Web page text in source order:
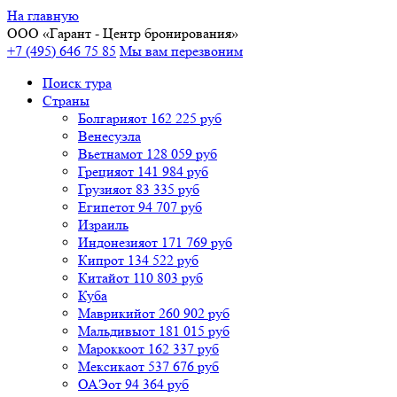
На главную
ООО «Гарант - Центр бронирования»
+7 (495) 646 75 85 Мы вам перезвоним
Поиск тура
Cтраны
Болгарияот 162 225 руб
Венесуэла
Вьетнамот 128 059 руб
Грецияот 141 984 руб
Грузияот 83 335 руб
Египетот 94 707 руб
Израиль
Индонезияот 171 769 руб
Кипрот 134 522 руб
Китайот 110 803 руб
Куба
Маврикийот 260 902 руб
Мальдивыот 181 015 руб
Мароккоот 162 337 руб
Мексикаот 537 676 руб
ОАЭот 94 364 руб